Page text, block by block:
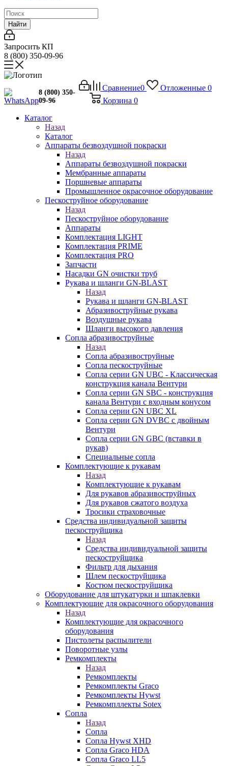
Найти
Запросить КП
8 (800) 350-09-96
Сравнение0 Отложенные 0
Корзина 0
8 (800) 350-
09-96
Каталог
Назад
Каталог
Аппараты безвоздушной покраски
Назад
Аппараты безвоздушной покраски
Мембранные аппараты
Поршневые аппараты
Промышленное окрасочное оборудование
Пескоструйное оборудование
Назад
Пескоструйное оборудование
Аппараты
Комплектация LIGHT
Комплектация PRIME
Комплектация PRO
Запчасти
Насадки GN очистки труб
Рукава и шланги GN-BLAST
Назад
Рукава и шланги GN-BLAST
Абразивоструйные рукава
Воздушные рукава
Шланги высокого давления
Сопла абразивоструйные
Назад
Сопла абразивоструйные
Сопла пескоструйные
Сопла серии GN UBC - Классическая
конструкция канала Вентури
Сопла серии GN SBC - конструкция
канала Вентури c входным конусом
Сопла серии GN UBC XL
Сопла серии GN DVBC с двойным
Вентури
Сопла серии GN GBC (вставки в
рукав)
Специальные сопла
Комплектующие к рукавам
Назад
Комплектующие к рукавам
Для рукавов абразивоструйных
Для рукавов сжатого воздуха
Тросики страховочные
Средства индивидуальной защиты
пескоструйщика
Назад
Средства индивидуальной защиты
пескоструйщика
Фильтр для дыхания
Шлем пескоструйщика
Костюм пескоструйщика
Оборудование для штукатурки и шпаклевки
Комплектующие для окрасочного оборудования
Назад
Комплектующие для окрасочного
оборудования
Пистолеты распылители
Поворотные узлы
Ремкомплекты
Назад
Ремкомплекты
Ремкомплекты Graco
Ремкомплекты Hywst
Ремкомпллекты Sotex
Сопла
Назад
Сопла
Сопла Hywst XHD
Сопла Graco HDA
Сопла Graco LL5